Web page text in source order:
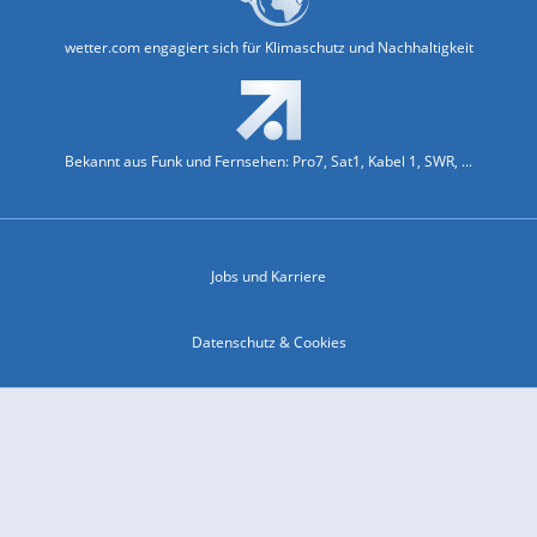
wetter.com engagiert sich für Klimaschutz und Nachhaltigkeit
Bekannt aus Funk und Fernsehen: Pro7, Sat1, Kabel 1, SWR, ...
Jobs und Karriere
Datenschutz & Cookies